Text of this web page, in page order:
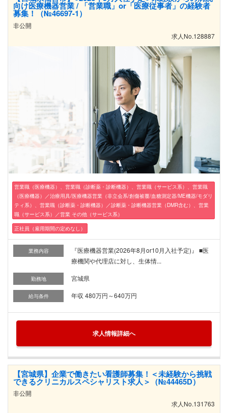
向け医療機器営業 / 「営業職」or「医療従事者」の経験者
募集！（№46697-1）
非公開
求人No.128887
営業職（医療機器）、営業職（診断薬・診断機器）、営業職（サービス系）、営業職
（医療機器）／治療用具/医療機器営業（非立会系/創傷被覆/血糖測定器/ME機器/モダリ
ティ系）、営業職（診断薬・診断機器）／診断薬・診断機器営業（DMR含む）、営業
職（サービス系）／営業 その他（サービス系）
正社員（雇用期間の定めなし）
業務内容
『医療機器営業(2026年8月or10月入社予定)』 ■医
療機関や代理店に対し、生体情...
勤務地 宮城県
給与条件 年収 480万円～640万円
求人情報詳細へ
【宮城県】企業で働きたい看護師募集！＜未経験から挑戦
できるクリニカルスペシャリスト求人＞（№44465D）
非公開
求人No.131763